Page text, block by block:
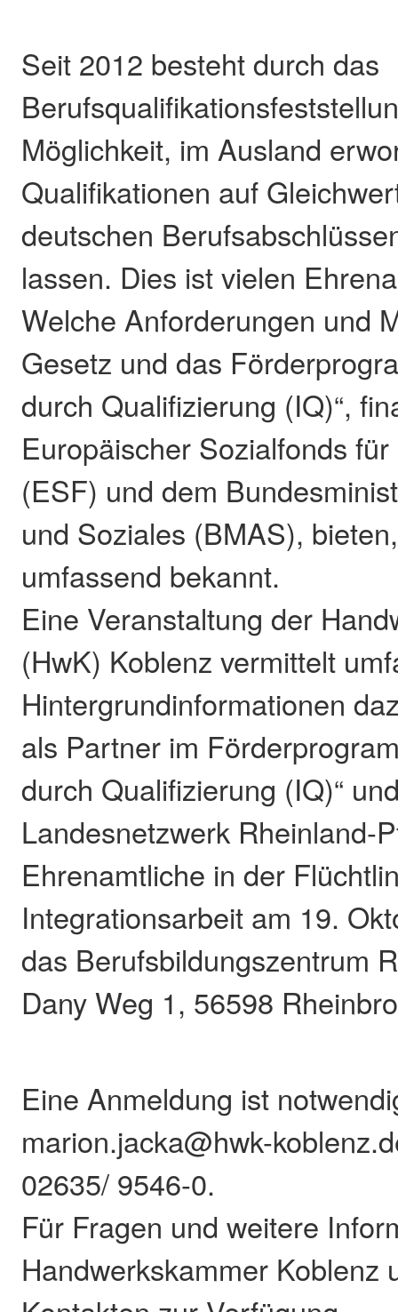
Seit 2012 besteht durch das
Möglichkeit, im Ausland
Qualifikationen auf
deutschen
lassen. Dies ist vielen
Welche Anforderungen und
Gesetz und das
durch Qualifizierung (IQ)“,
Europäischer Sozialfonds
(ESF) und dem
und Soziales (BMAS),
umfassend bekannt.
Eine Veranstaltung der
(HwK) Koblenz vermittelt
Hintergrundinformationen
als Partner im
durch Qualifizierung (IQ)“
Landesnetzwerk Rheinland-
Ehrenamtliche in der
Integrationsarbeit am 19.
das Berufsbildungszentrum
Dany Weg 1, 56598
Eine Anmeldung ist
marion.jacka@hwk-
02635/ 9546-0.
Für Fragen und weitere
Handwerkskammer Koblenz